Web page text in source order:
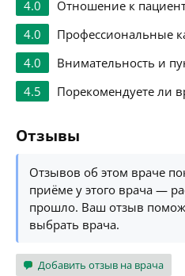
4.0
Отношение к
4.0
Профессиональные
4.0
Внимательность и
4.5
Порекомендуете ли
Отзывы
Отзывов об этом враче
приёме у этого врача —
прошло. Ваш отзыв
выбрать врача.
Добавить отзыв на врача